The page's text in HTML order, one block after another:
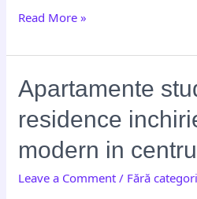
Read More »
Apartamente
residence
modern in
Leave a Comment / Fără
Apartamente
studiouri
21
residence
inchiriere:
stil